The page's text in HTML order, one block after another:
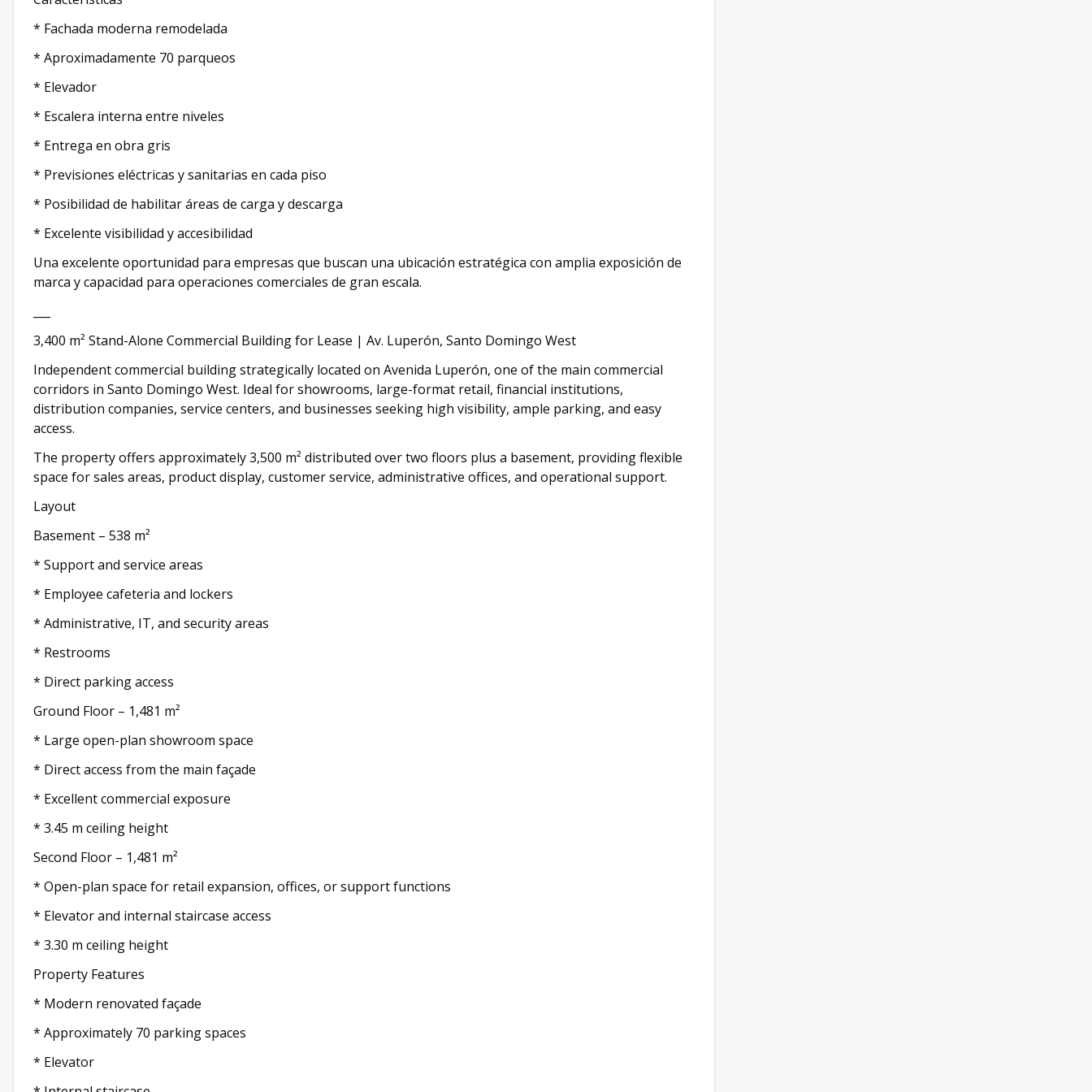
* Fachada moderna remodelada
* Aproximadamente 70 parqueos
* Elevador
* Escalera interna entre niveles
* Entrega en obra gris
* Previsiones eléctricas y sanitarias en cada piso
* Posibilidad de habilitar áreas de carga y descarga
* Excelente visibilidad y accesibilidad
Una excelente oportunidad para empresas que buscan una ubicación estratégica con amplia exposición de
marca y capacidad para operaciones comerciales de gran escala.
3,400 m² Stand-Alone Commercial Building for Lease | Av. Luperón, Santo Domingo West
Independent commercial building strategically located on Avenida Luperón, one of the main commercial
corridors in Santo Domingo West. Ideal for showrooms, large-format retail, financial institutions,
distribution companies, service centers, and businesses seeking high visibility, ample parking, and easy
access.
The property offers approximately 3,500 m² distributed over two floors plus a basement, providing flexible
space for sales areas, product display, customer service, administrative offices, and operational support.
Layout
Basement – 538 m²
* Support and service areas
* Employee cafeteria and lockers
* Administrative, IT, and security areas
* Restrooms
* Direct parking access
Ground Floor – 1,481 m²
* Large open-plan showroom space
* Direct access from the main façade
* Excellent commercial exposure
* 3.45 m ceiling height
Second Floor – 1,481 m²
* Open-plan space for retail expansion, offices, or support functions
* Elevator and internal staircase access
* 3.30 m ceiling height
Property Features
* Modern renovated façade
* Approximately 70 parking spaces
* Elevator